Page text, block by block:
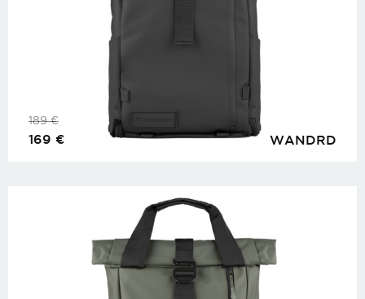
WANDRD
189€
169 €